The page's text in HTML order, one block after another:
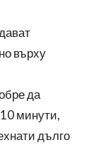
върху
да
минути,
дълго